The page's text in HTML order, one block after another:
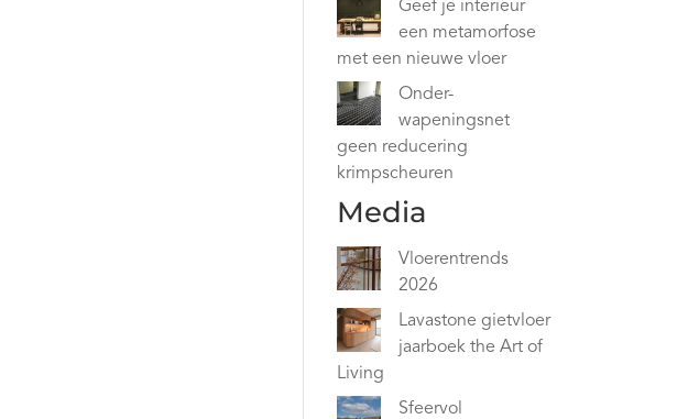
Geef je interieur
een metamorfose
met een nieuwe vloer
Onder-
wapeningsnet
geen reducering
krimpscheuren
Media
Vloerentrends
2026
Lavastone gietvloer
jaarboek the Art of
Living
Sfeervol